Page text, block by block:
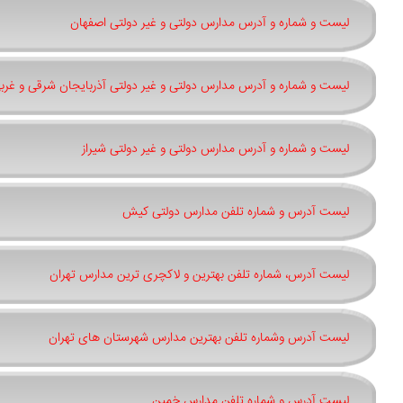
لیست و شماره و آدرس مدارس دولتی و غیر دولتی اصفهان
لیست و شماره و آدرس مدارس دولتی و غیر دولتی آذربایجان شرقی و
لیست و شماره و آدرس مدارس دولتی و غیر دولتی شیراز
لیست آدرس و شماره تلفن مدارس دولتی کیش
لیست آدرس، شماره تلفن بهترین و لاکچری ترین مدارس تهران
لیست آدرس وشماره تلفن بهترین مدارس شهرستان های تهران